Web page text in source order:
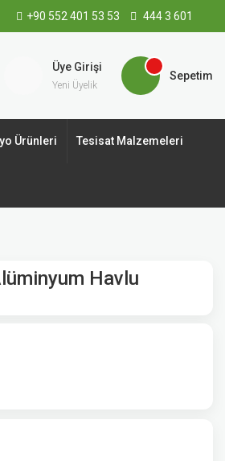
+90 552 401 53 53 444 3 601
Üye Girişi
Yeni Üyelik
Sepetim
Ürünleri Tesisat Malzemeleri
Havlu